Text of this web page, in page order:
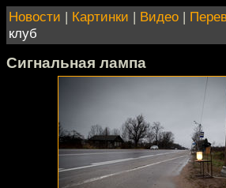
Новости | Картинки | Видео |
клуб
Сигнальная лампа